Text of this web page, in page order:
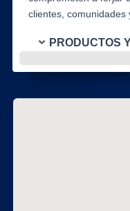
clientes, comunidades
PRODUCTOS